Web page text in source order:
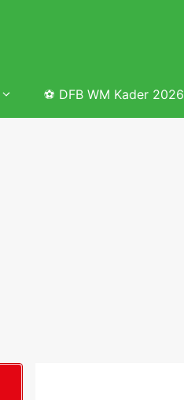
&
⚽ DFB WM Kader 2026